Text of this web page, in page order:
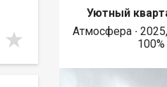
Уютный
Атмосфера ∙
100%